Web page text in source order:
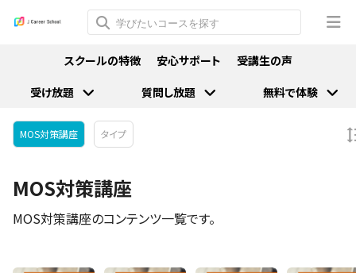
MOS対策講座 タイプ
MOS対策講座
MOS対策講座のコンテンツ一覧です。
スクールの特徴 安心サポート
受講生の声
受け放題
質問し放題 無料で体験